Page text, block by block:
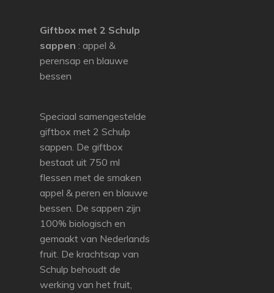
Giftbox met 2 Schulp
sappen : appel &
perensap en blauwe
bessen
Speciaal samengestelde
giftbox met 2 Schulp
sappen. De giftbox
bestaat uit 750 ml
flessen met de smaken
appel & peren en blauwe
bessen. De sappen zijn
100% biologisch en
gemaakt van Nederlands
fruit. De krachtsap van
Schulp behoudt de
werking van het fruit,